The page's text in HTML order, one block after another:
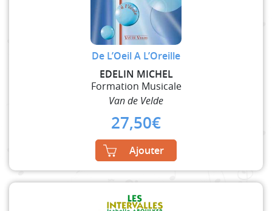
De L’Oeil A L’Oreille
EDELIN MICHEL
Formation Musicale
Van de Velde
27,50€
Ajouter